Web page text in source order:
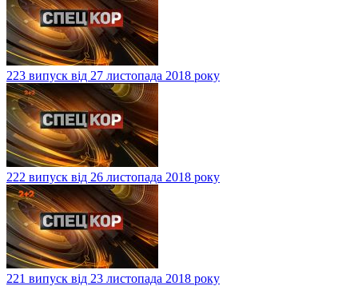
223 випуск від 27 листопада 2018 року
222 випуск від 26 листопада 2018 року
221 випуск від 23 листопада 2018 року